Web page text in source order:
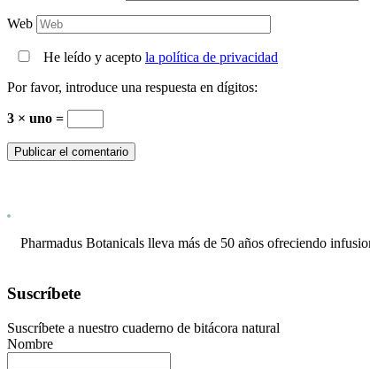
Web
He leído y acepto la política de privacidad
Por favor, introduce una respuesta en dígitos:
3 × uno =
Pharmadus Botanicals lleva más de 50 años ofreciendo
Suscríbete
Suscríbete a nuestro cuaderno de bitácora natural
Nombre